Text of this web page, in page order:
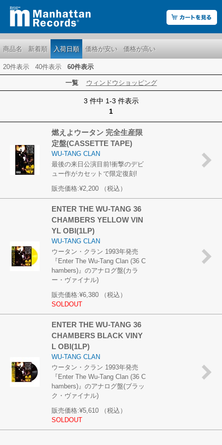
商品名 新着順 入荷日順 価格が安い 価格が高い
20件表示 40件表示 60件表示
一覧 ウィンドウショッピング
3 件中 1-3 件表示
1
燃えよウータン 完全生産限
定盤(CASSETTE TAPE)
WU-TANG CLAN
最後の来日公演目前!衝撃のデビ
ュー作がカセットで限定復刻!
販売価格:¥2,200 （税込）
ENTER THE WU-TANG 36
CHAMBERS YELLOW VIN
YL OBI(1LP)
WU-TANG CLAN
ウータン・クラン 1993年発売
『Enter The Wu-Tang Clan (36 C
hambers)』のアナログ盤(カラ
ー・ヴァイナル)
販売価格:¥6,380
（税込）
SOLDOUT
ENTER THE WU-TANG 36
CHAMBERS BLACK VINY
L OBI(1LP)
WU-TANG CLAN
ウータン・クラン 1993年発売
『Enter The Wu-Tang Clan (36 C
hambers)』のアナログ盤(ブラッ
ク・ヴァイナル)
販売価格:¥5,610
（税込）
SOLDOUT